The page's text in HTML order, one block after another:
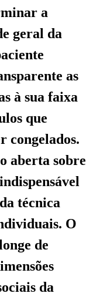
a
geral da
as
à sua faixa
que
congelados.
aberta sobre
técnica
O
de
da